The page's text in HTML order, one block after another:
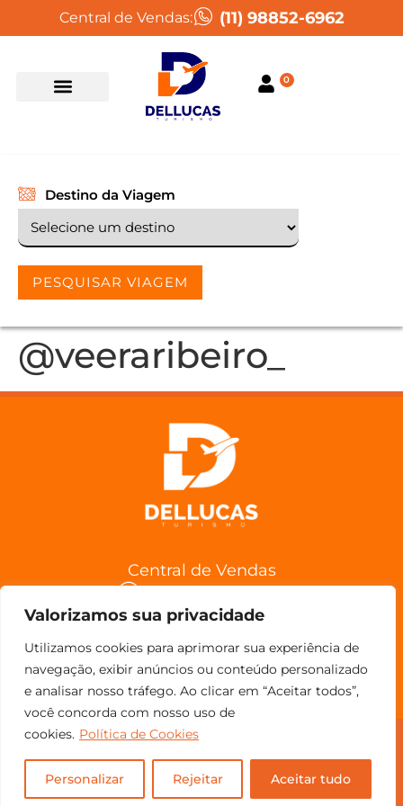
Valorizamos sua privacidade
Utilizamos cookies para aprimorar sua experiência de
navegação, exibir anúncios ou conteúdo personalizado
e analisar nosso tráfego. Ao clicar em “Aceitar todos”,
você concorda com nosso uso de
cookies. Política de Cookies
Personalizar Rejeitar Aceitar tudo
Central de Vendas: (11) 98852-6962
0
Destino da Viagem
PESQUISAR VIAGEM
@veeraribeiro_
Central de Vendas
Confira a Política de Cancelamentos
© Copyright 2023 - Todos os direitos reservados.